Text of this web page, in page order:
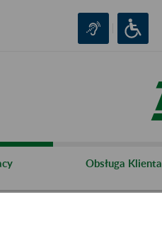
Obsługa Klienta